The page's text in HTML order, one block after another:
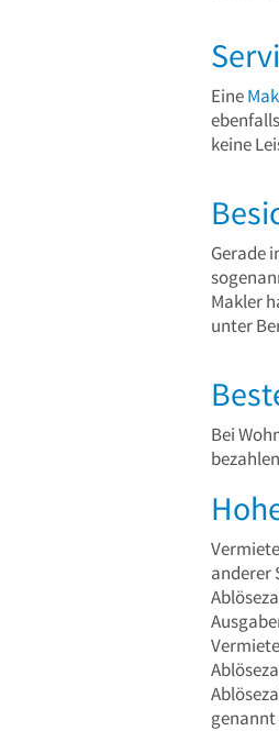
Eine
keine
Gerade
Makler
unter
Bei
anderer
genannt